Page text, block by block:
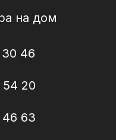
на дом
46
54 20
63